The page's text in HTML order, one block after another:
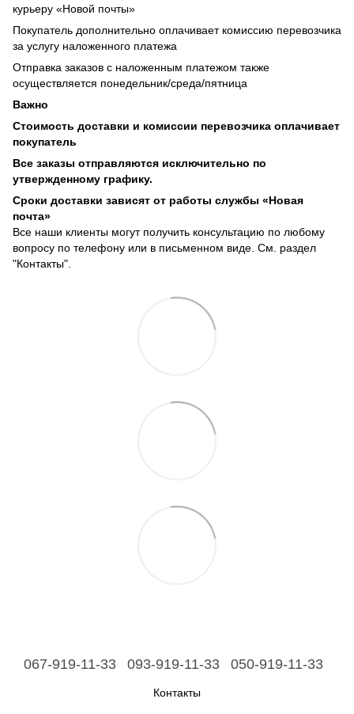
курьеру «Новой почты»
Покупатель дополнительно оплачивает комиссию перевозчика
за услугу наложенного платежа
Отправка заказов с наложенным платежом также
осуществляется понедельник/среда/пятница
Важно
Стоимость доставки и комиссии перевозчика оплачивает
покупатель
Все заказы отправляются исключительно по
утвержденному графику.
Сроки доставки зависят от работы службы «Новая
почта»
Все наши клиенты могут получить консультацию по любому
вопросу по телефону или в письменном виде. См. раздел
"Контакты".
067-919-11-33 093-919-11-33 050-919-11-33
Контакты